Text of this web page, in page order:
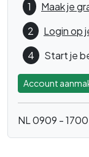
1
Maak je
2
Login op
4
Start je
Account
NL 0909 -